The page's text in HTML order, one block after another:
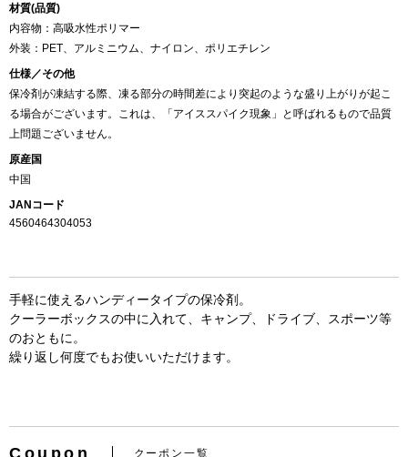
材質(品質)
内容物：高吸水性ポリマー
外装：PET、アルミニウム、ナイロン、ポリエチレン
仕様／その他
保冷剤が凍結する際、凍る部分の時間差により突起のような盛り上がりが起こ
る場合がございます。これは、「アイススパイク現象」と呼ばれるもので品質
上問題ございません。
原産国
中国
JANコード
4560464304053
手軽に使えるハンディータイプの保冷剤。
クーラーボックスの中に入れて、キャンプ、ドライブ、スポーツ等
のおともに。
繰り返し何度でもお使いいただけます。
Coupon クーポン一覧